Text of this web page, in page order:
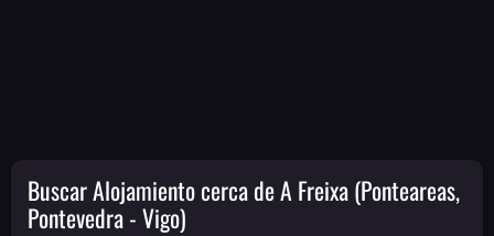
Buscar Alojamiento cerca de A Freixa (Ponteareas,
Pontevedra - Vigo)